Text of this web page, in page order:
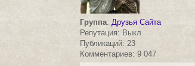
Группа:Друзья Сайта
Репутация: Выкл.
Публикаций: 23
Комментариев: 9 047